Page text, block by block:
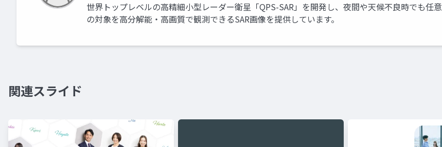
世界トップレベルの高精細小型レーダー衛星「QPS-SAR」を開発し、夜間や天候不良時でも任意
の対象を高分解能・高画質で観測できるSAR画像を提供しています。
関連スライド